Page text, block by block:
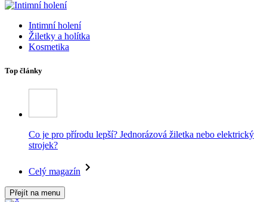
Intimní holení
Žiletky a holítka
Kosmetika
Top články
Co je pro přírodu lepší? Jednorázová žiletka nebo elektrický
strojek?
Celý magazín
Přejít na menu